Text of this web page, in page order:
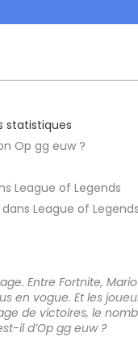
statistiques
Op gg euw ?
League of Legends
League of
Entre Fortnite,
en vogue. Et les
de victoires, le
il d’Op gg euw ?